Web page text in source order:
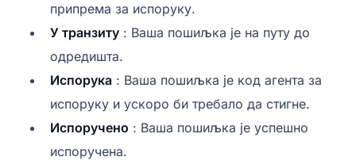
припрема за испоруку.
У транзиту : Ваша пошиљка је на путу до
одредишта.
Испорука : Ваша пошиљка је код агента за
испоруку и ускоро би требало да стигне.
Испоручено : Ваша пошиљка је успешно
испоручена.